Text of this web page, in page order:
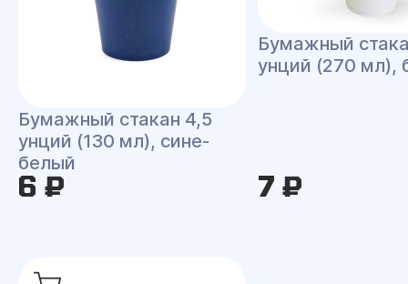
Бумажный стакан 4,5
унций (130 мл), сине-
белый
6 ₽
Бумажный
унций (270 мл),
7 ₽